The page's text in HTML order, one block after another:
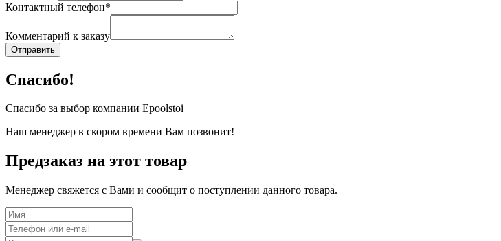
Контактный телефон*
Комментарий к заказу
Отправить
Спасибо!
Спасибо за выбор компании Epoolstoi
Наш менеджер в скором времени Вам позвонит!
Предзаказ на этот товар
Менеджер свяжется с Вами и сообщит о поступлении данного товара.